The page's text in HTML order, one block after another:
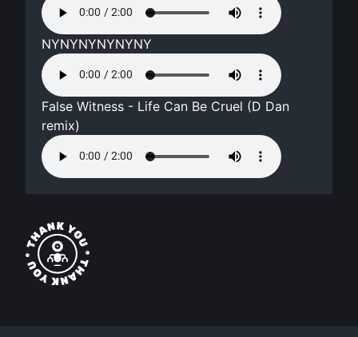
NYNYNYNYNYNY
False Witness - Life Can Be Cruel (D Dan
remix)